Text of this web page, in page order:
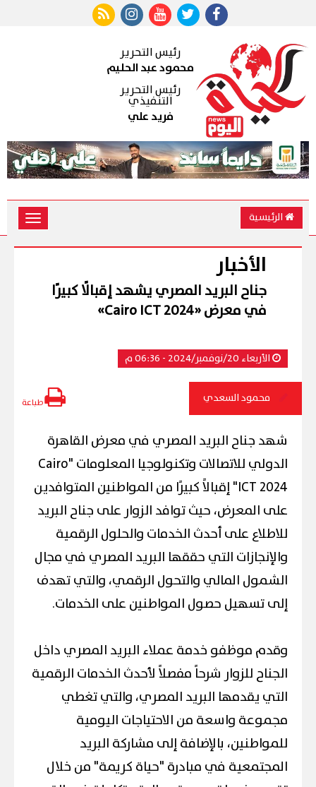
رئيس التحرير
محمود عبد الحليم
رئيس التحرير
التنفيذي
فريد علي
الرئيسية
Toggle
الأخبار
جناح البريد المصري يشهد إقبالًا كبيرًا
في معرض «Cairo ICT 2024»
الأربعاء 20/نوفمبر/2024 - 06:36 م
محمود السعدي طباعة
شهد جناح البريد المصري في معرض القاهرة
الدولي للاتصالات وتكنولوجيا المعلومات "Cairo
ICT 2024" إقبالاً كبيرًا من المواطنين المتوافدين
على المعرض، حيث توافد الزوار على جناح البريد
للاطلاع على أحدث الخدمات والحلول الرقمية
والإنجازات التي حققها البريد المصري في مجال
الشمول المالي والتحول الرقمي، والتي تهدف
إلى تسهيل حصول المواطنين على الخدمات.
وقدم موظفو خدمة عملاء البريد المصري داخل
الجناح للزوار شرحاً مفصلاً لأحدث الخدمات الرقمية
التي يقدمها البريد المصري، والتي تغطي
مجموعة واسعة من الاحتياجات اليومية
للمواطنين، بالإضافة إلى مشاركة البريد
المجتمعية في مبادرة "حياة كريمة" من خلال